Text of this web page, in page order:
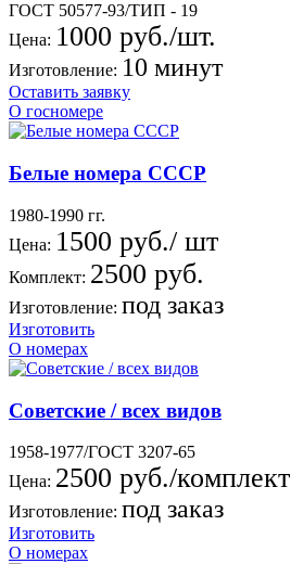
ГОСТ 50577-93/ТИП - 19
Цена: 1000 руб./шт.
Изготовление: 10 минут
Оставить заявку
О госномере
Белые номера СССР
1980-1990 гг.
Цена: 1500 руб./ шт
Комплект: 2500 руб.
Изготовление: под заказ
Изготовить
О номерах
Советские / всех видов
1958-1977/ГОСТ 3207-65
Цена: 2500 руб./комплект
Изготовление: под заказ
Изготовить
О номерах